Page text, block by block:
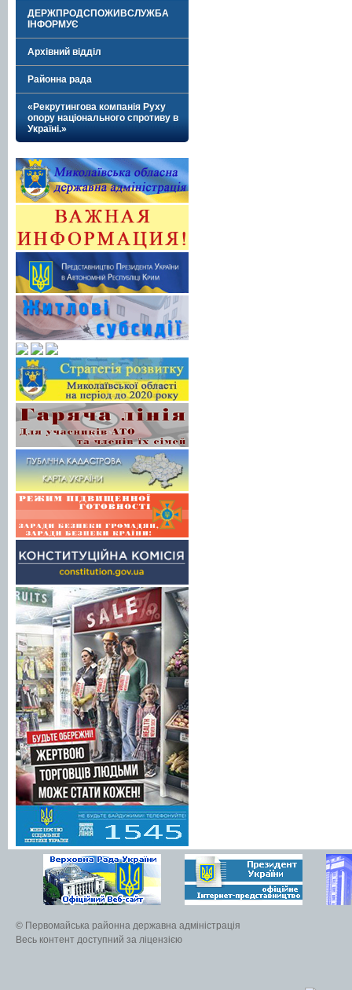
ДЕРЖПРОДСПОЖИВСЛУЖБА
ІНФОРМУЄ
Архівний відділ
Районна рада
«Рекрутингова компанія Руху
опору національного спротиву в
Україні.»
© Первомайська районна державна адміністрація
Весь контент доступний за ліцензією